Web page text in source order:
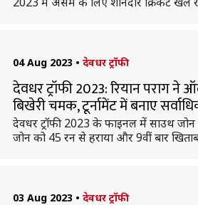
04 Aug 2023 • देवधर ट्रॉफी
देवधर ट्रॉफी 2023: रियान पराग ने
बिखेरी चमक, टूर्नामेंट में बनाए
देवधर ट्रॉफी 2023 के फाइनल में साउथ जोन
जोन को 45 रन से हराया और 9वीं बार
03 Aug 2023 • देवधर ट्रॉफी